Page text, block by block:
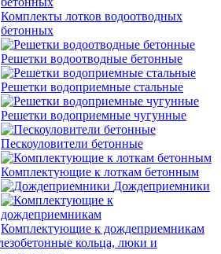
Комплекты лотков водоотводных
бетонных
Решетки водоотводные бетонные
Решетки водоприемные стальные
Решетки водоприемные чугунные
Пескоуловители бетонные
Комплектующие к лоткам бетонным
Дождеприемники
Комплектующие к дождеприемникам